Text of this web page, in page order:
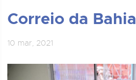
Correio da Bahia
10 mar, 2021